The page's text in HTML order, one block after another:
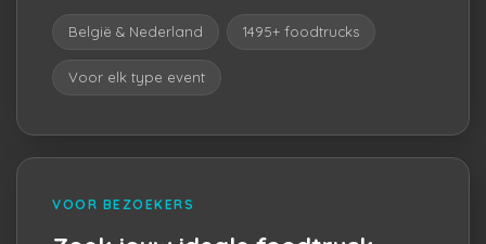
België & Nederland 1495+ foodtrucks
Voor elk type event
VOOR BEZOEKERS